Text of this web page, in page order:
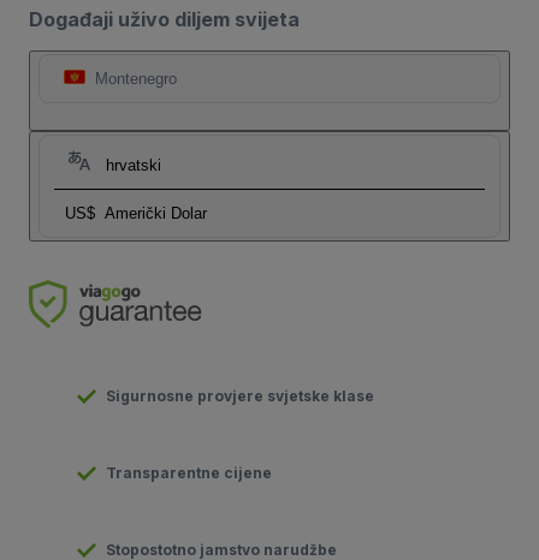
Događaji uživo diljem svijeta
Montenegro
hrvatski
US$ Američki Dolar
Sigurnosne provjere svjetske klase
Transparentne cijene
Stopostotno jamstvo narudžbe